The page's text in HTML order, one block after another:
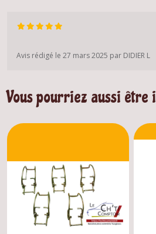
Avis rédigé le 27 mars 2025 par DIDIER L
Vous pourriez aussi être